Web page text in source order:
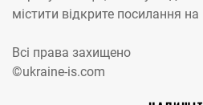
містити відкрите посилання
Всі права захищено
©ukraine-is.com